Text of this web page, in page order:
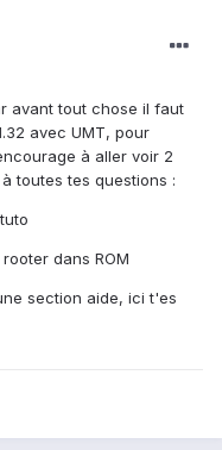
avant tout chose il faut
avec UMT, pour
à aller voir 2
toutes tes questions :
dans ROM
section aide, ici t'es